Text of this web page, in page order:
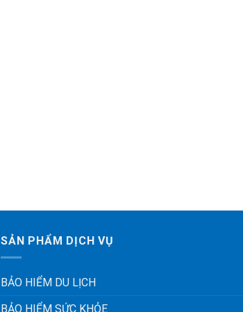
SẢN PHẨM DỊCH VỤ
BẢO HIỂM DU LỊCH
BẢO HIỂM SỨC KHỎE